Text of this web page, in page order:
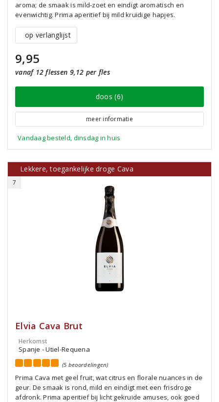
aroma; de smaak is mild-zoet en eindigt aromatisch en
evenwichtig. Prima aperitief bij mild kruidige hapjes.
op verlanglijst
9,95
vanaf 12 flessen 9,12 per fles
doos (6)
meer informatie
Vandaag besteld, dinsdag in huis
Lekkere, toegankelijke droge Cava
7
Elvia Cava Brut
Herkomst
Spanje - Utiel-Requena
(5 beoordelingen)
Prima Cava met geel fruit, wat citrus en florale nuances in de
geur. De smaak is rond, mild en eindigt met een frisdroge
afdronk. Prima aperitief bij licht gekruide amuses, ook goed